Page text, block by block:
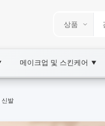
메이크업 및 스킨케어 ▼
B2B/B2C
신발